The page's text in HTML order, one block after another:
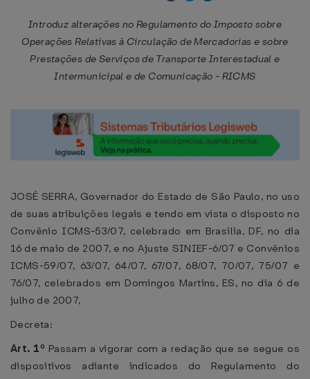
Introduz alterações no Regulamento do Imposto sobre
Operações Relativas à Circulação de Mercadorias e sobre
Prestações de Serviços de Transporte Interestadual e
Intermunicipal e de Comunicação - RICMS
JOSÉ SERRA, Governador do Estado de São Paulo, no uso
de suas atribuições legais e tendo em vista o disposto no
Convênio ICMS-53/07, celebrado em Brasília, DF, no dia
16 de maio de 2007, e no Ajuste SINIEF-6/07 e Convênios
ICMS-59/07, 63/07, 64/07, 67/07, 68/07, 70/07, 75/07 e
76/07, celebrados em Domingos Martins, ES, no dia 6 de
julho de 2007,
Decreta:
Art. 1º Passam a vigorar com a redação que se segue os
dispositivos adiante indicados do Regulamento do